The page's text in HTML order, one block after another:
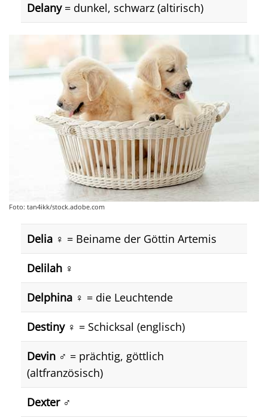
Delany= dunkel, schwarz (altirisch)
Foto: tan4ikk/stock.adobe.com
Delia ♀️ = Beiname der Göttin Artemis
Delilah ♀️
Delphina ♀️ = die Leuchtende
Destiny♀️ = Schicksal (englisch)
Devin ♂️ = prächtig, göttlich
(altfranzösisch)
Dexter♂️